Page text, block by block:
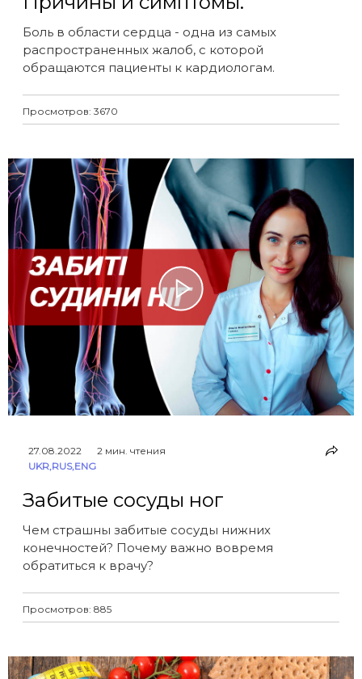
Боль в области сердца - одна из самых
распространенных жалоб, с которой
обращаются пациенты к кардиологам.
Просмотров: 3670
27.08.2022
2 мин. чтения
UKR,RUS,ENG
Забитые сосуды ног
Чем страшны забитые сосуды нижних
конечностей? Почему важно вовремя
обратиться к врачу?
Просмотров: 885